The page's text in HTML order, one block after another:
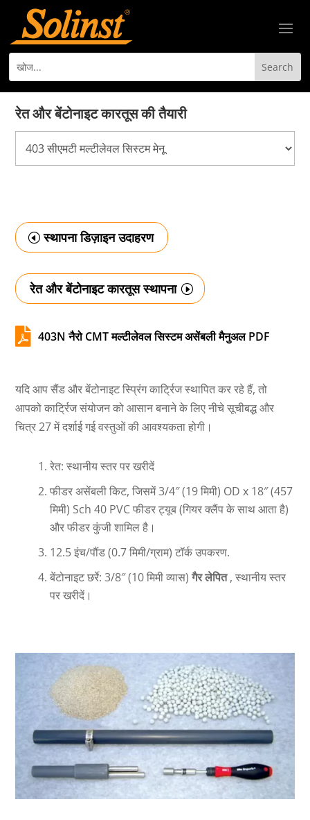
रेत और बेंटोनाइट कारतूस की तैयारी
स्थापना डिज़ाइन उदाहरण
रेत और बेंटोनाइट कारतूस स्थापना
 403N नैरो CMT मल्टीलेवल सिस्टम असेंबली मैनुअल PDF
यदि आप सैंड और बेंटोनाइट स्प्रिंग कार्ट्रिज स्थापित कर रहे हैं, तो
आपको कार्ट्रिज संयोजन को आसान बनाने के लिए नीचे सूचीबद्ध और
चित्र 27 में दर्शाई गई वस्तुओं की आवश्यकता होगी।
रेत: स्थानीय स्तर पर खरीदें
फीडर असेंबली किट, जिसमें 3/4″ (19 मिमी) OD x 18″ (457
मिमी) Sch 40 PVC फीडर ट्यूब (गियर क्लैंप के साथ आता है)
और फीडर कुंजी शामिल है।
12.5 इंच/पौंड (0.7 मिमी/ग्राम) टॉर्क उपकरण.
बेंटोनाइट छर्रे: 3/8″ (10 मिमी व्यास) गैर लेपित, स्थानीय स्तर
पर खरीदें।